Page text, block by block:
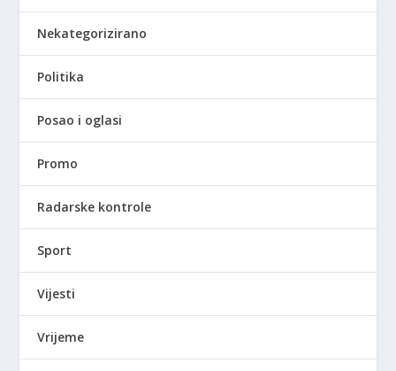
Nekategorizirano
Politika
Posao i oglasi
Promo
Radarske kontrole
Sport
Vijesti
Vrijeme